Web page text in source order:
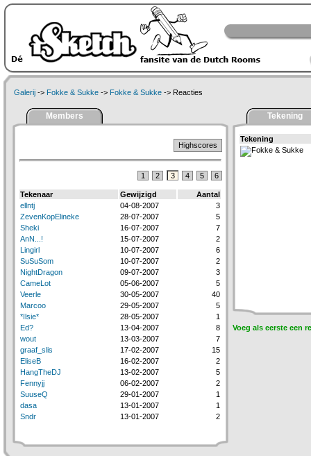
Galerij -> Fokke & Sukke -> Fokke & Sukke -> Reacties
Members
Highscores
1 2 3 4 5 6
Tekenaar Gewijzigd
Aantal
ellntj
04-08-2007
3
ZevenKopElineke
28-07-2007
5
Sheki
16-07-2007
7
AnN...!
15-07-2007
2
Lingirl
10-07-2007
6
SuSuSom
10-07-2007
2
NightDragon
09-07-2007
3
CameLot
05-06-2007
5
Veerle
30-05-2007
40
Marcoo
29-05-2007
5
*Ilsie*
28-05-2007
1
Ed?
13-04-2007
8
wout
13-03-2007
7
graaf_slis
17-02-2007
15
EliseB
16-02-2007
2
HangTheDJ
13-02-2007
5
Fennyjj
06-02-2007
2
SuuseQ
29-01-2007
1
dasa
13-01-2007
1
Sndr
13-01-2007 2
Tekening
Tekening
Voeg als eerste een